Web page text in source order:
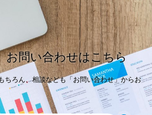
お問い合わせはこちら
ちろん、相談なども「お問い合わせ」からお